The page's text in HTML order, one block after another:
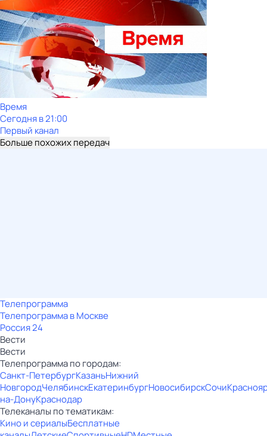
Время
Сегодня в 21:00
Первый канал
Больше похожих передач
Телепрограмма
Телепрограмма в Москве
Россия 24
Вести
Вести
Телепрограмма по городам:
Санкт-ПетербургКазаньНижний
НовгородЧелябинскЕкатеринбургНовосибирскСочи
на-ДонуКраснодар
Телеканалы по тематикам:
Кино и сериалыБесплатные